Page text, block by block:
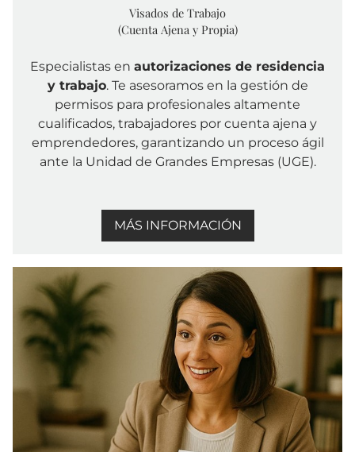
Visados de Trabajo
(Cuenta Ajena y Propia)
Especialistas en autorizaciones de residencia
y trabajo. Te asesoramos en la gestión de
permisos para profesionales altamente
cualificados, trabajadores por cuenta ajena y
emprendedores, garantizando un proceso ágil
ante la Unidad de Grandes Empresas (UGE).
MÁS INFORMACIÓN